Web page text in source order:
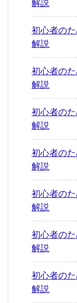
解説
初心者の
解説
初心者の
解説
初心者の
解説
初心者の
解説
初心者の
解説
初心者の
解説
初心者の
解説